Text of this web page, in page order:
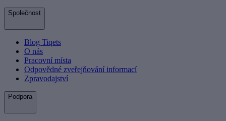
Společnost
Blog Tiqets
O nás
Pracovní místa
Odpovědné zveřejňování informací
Zpravodajství
Podpora